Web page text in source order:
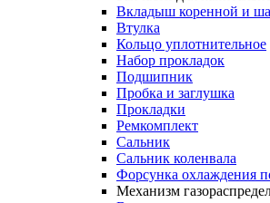
Вкладыш коренной и
Втулка
Кольцо уплотнительное
Набор прокладок
Подшипник
Пробка и заглушка
Прокладки
Ремкомплект
Сальник
Сальник коленвала
Форсунка охлаждения
Механизм